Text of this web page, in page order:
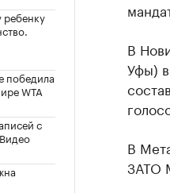
ребенку
победила
WTA
с
В
Уфы)
В
ЗАТО